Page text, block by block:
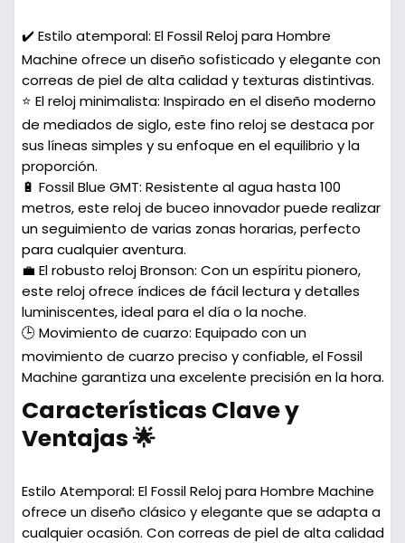
✔️ Estilo atemporal: El Fossil Reloj para Hombre
Machine ofrece un diseño sofisticado y elegante con
correas de piel de alta calidad y texturas distintivas.
⭐ El reloj minimalista: Inspirado en el diseño moderno
de mediados de siglo, este fino reloj se destaca por
sus líneas simples y su enfoque en el equilibrio y la
proporción.
🔋 Fossil Blue GMT: Resistente al agua hasta 100
metros, este reloj de buceo innovador puede realizar
un seguimiento de varias zonas horarias, perfecto
para cualquier aventura.
💼 El robusto reloj Bronson: Con un espíritu pionero,
este reloj ofrece índices de fácil lectura y detalles
luminiscentes, ideal para el día o la noche.
🕒 Movimiento de cuarzo: Equipado con un
movimiento de cuarzo preciso y confiable, el Fossil
Machine garantiza una excelente precisión en la hora.
Características Clave y
Ventajas 🌟
Estilo Atemporal: El Fossil Reloj para Hombre Machine
ofrece un diseño clásico y elegante que se adapta a
cualquier ocasión. Con correas de piel de alta calidad